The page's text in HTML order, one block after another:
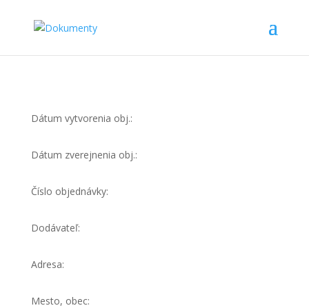
Dátum vytvorenia obj.:
Dátum zverejnenia obj.:
Číslo objednávky:
Dodávateľ:
Adresa:
Mesto, obec: